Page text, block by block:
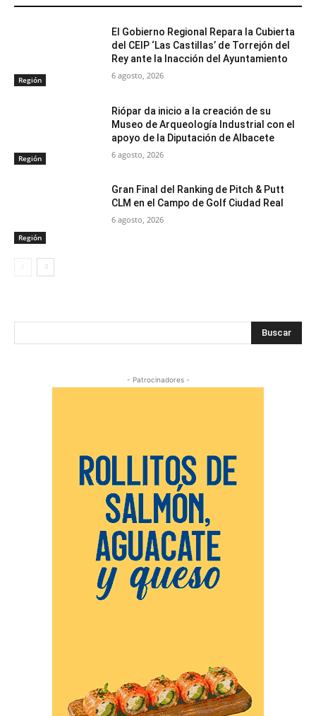
Región
El Gobierno Regional Repara la Cubierta
del CEIP ‘Las Castillas’ de Torrejón del
Rey ante la Inacción del Ayuntamiento
6 agosto, 2026
Región
Riópar da inicio a la creación de su
Museo de Arqueología Industrial con el
apoyo de la Diputación de Albacete
6 agosto, 2026
Región
Gran Final del Ranking de Pitch & Putt
CLM en el Campo de Golf Ciudad Real
6 agosto, 2026
Buscar
- Patrocinadores -